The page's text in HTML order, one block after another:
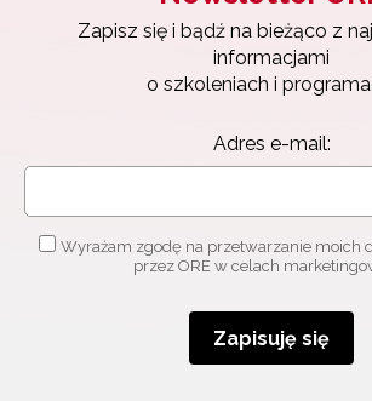
Zapisz się i bądź na bieżąco z
informacjami
o szkoleniach i
Adres e-mail:
Wyrażam zgodę na przetwarzanie moich
przez ORE w celach
Zapisuję się